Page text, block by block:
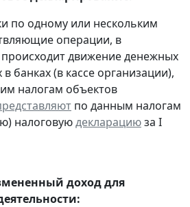
по одному или нескольким
операции, в
происходит движение денежных
в банках (в кассе организации),
налогам объектов
по данным налогам
налоговуюдекларациюза I
доход для